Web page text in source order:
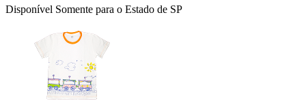
Disponível Somente para o Estado de SP